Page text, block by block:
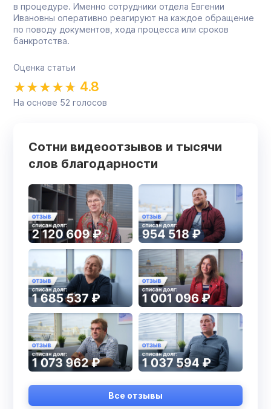
в процедуре. Именно сотрудники отдела Евгении
Ивановны оперативно реагируют на каждое обращение
по поводу документов, хода процесса или сроков
банкротства.
Оценка статьи
4.8
На основе 52 голосов
Сотни видеоотзывов и тысячи
слов благодарности
Все отзывы